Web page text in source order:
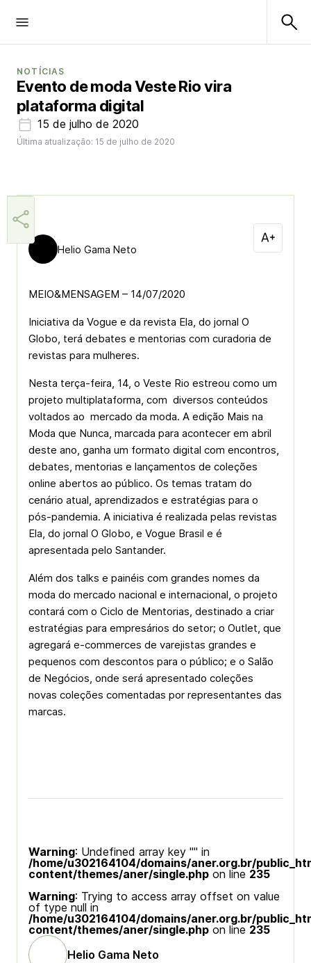
NOTÍCIAS
Evento de moda Veste Rio vira
plataforma digital
15 de julho de 2020
Última atualização: 15 de julho de 2020
Helio Gama Neto
MEIO&MENSAGEM – 14/07/2020
Iniciativa da Vogue e da revista Ela, do jornal O
Globo, terá debates e mentorias com curadoria de
revistas para mulheres.
Nesta terça-feira, 14, o Veste Rio estreou como um
projeto multiplataforma, com diversos conteúdos
voltados ao mercado da moda. A edição Mais na
Moda que Nunca, marcada para acontecer em abril
deste ano, ganha um formato digital com encontros,
debates, mentorias e lançamentos de coleções
online abertos ao público. Os temas tratam do
cenário atual, aprendizados e estratégias para o
pós-pandemia. A iniciativa é realizada pelas revistas
Ela, do jornal O Globo, e Vogue Brasil e é
apresentada pelo Santander.
Além dos talks e painéis com grandes nomes da
moda do mercado nacional e internacional, o projeto
contará com o Ciclo de Mentorias, destinado a criar
estratégias para empresários do setor; o Outlet, que
agregará e-commerces de varejistas grandes e
pequenos com descontos para o público; e o Salão
de Negócios, onde será apresentado coleções
novas coleções comentadas por representantes das
marcas.
Warning: Undefined array key "" in
/home/u302164104/domains/aner.org.br/
content/themes/aner/single.php on line 235
Warning: Trying to access array offset on value
of type null in
/home/u302164104/domains/aner.org.br/
content/themes/aner/single.php on line 235
Helio Gama Neto